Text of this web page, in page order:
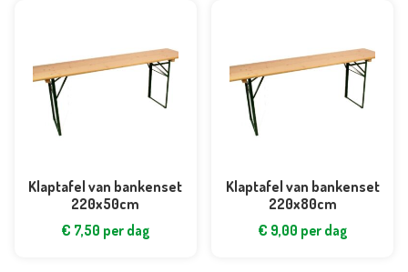
Klaptafel van bankenset
220x50cm
€ 7,50 per dag
Klaptafel van bankenset
220x80cm
€ 9,00 per dag